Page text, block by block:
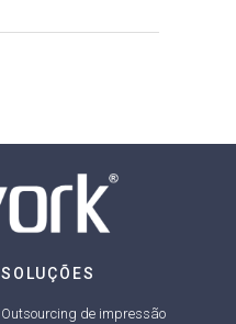
SOLUÇÕES
Outsourcing de impressão